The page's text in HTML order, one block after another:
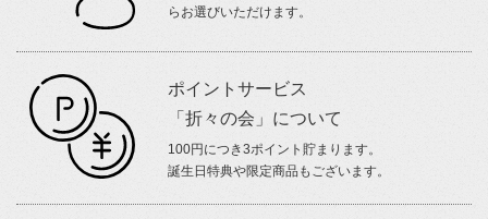
らお選びいただけます。
ポイントサービス
「折々の会」について
100円につき3ポイント貯まります。
誕生日特典や限定商品もございます。